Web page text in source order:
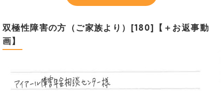
双極性障害の方（ご家族より）[180]【＋お返事動
画】